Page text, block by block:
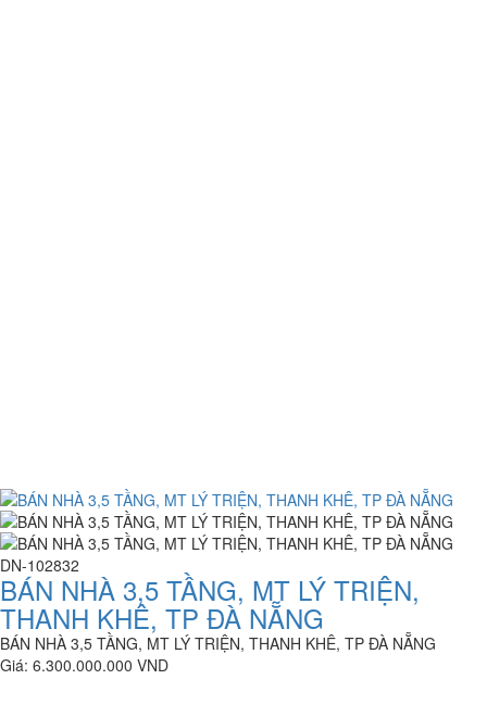
DN-102832
BÁN NHÀ 3,5 TẦNG, MT LÝ TRIỆN,
THANH KHÊ, TP ĐÀ NẴNG
BÁN NHÀ 3,5 TẦNG, MT LÝ TRIỆN, THANH KHÊ, TP ĐÀ NẴNG
Giá: 6.300.000.000 VND